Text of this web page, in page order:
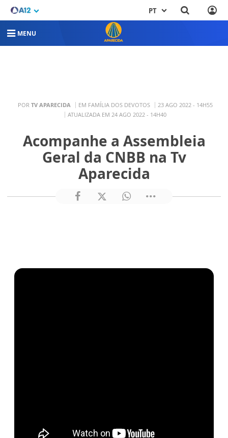
PT
MENU
POR TV APARECIDA EM FAMÍLIA DOS DEVOTOS
23 AGO 2022 - 14H55
ATUALIZADA EM 24 AGO 2022 - 14H40
Acompanhe a Assembleia
Geral da CNBB na Tv
Aparecida